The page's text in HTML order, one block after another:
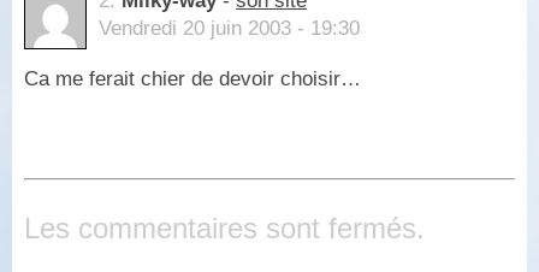
Vendredi 20 juin 2003 - 19:30
Ca me ferait chier de devoir choisir…
Les commentaires sont fermés.